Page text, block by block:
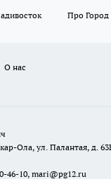
Про Город
О нас
Ола, ул. Палантая, д.
46-10, mari@pg12.ru